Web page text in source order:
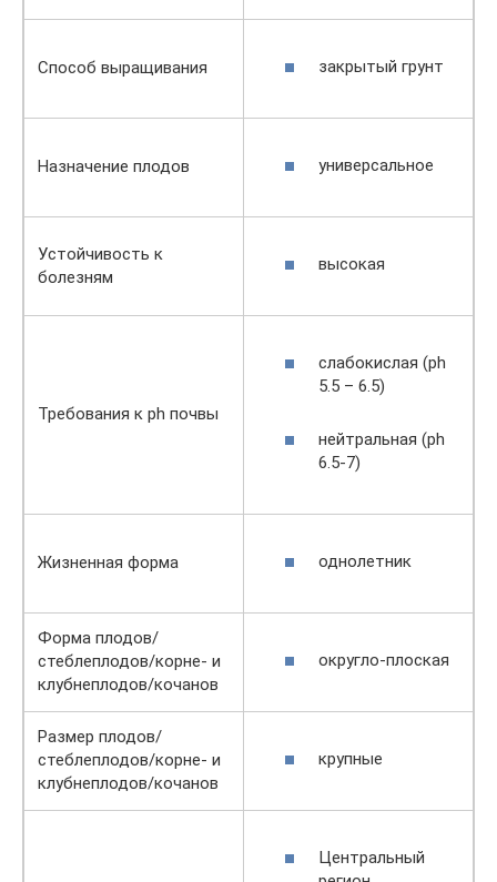
Способ выращивания закрытый грунт
Назначение плодов универсальное
Устойчивость к
болезням
высокая
Требования к ph почвы
слабокислая (ph
5.5 – 6.5)
нейтральная (ph
6.5-7)
Жизненная форма однолетник
Форма плодов/
стеблеплодов/корне- и
клубнеплодов/кочанов
округло-плоская
Размер плодов/
стеблеплодов/корне- и
клубнеплодов/кочанов
крупные
Центральный